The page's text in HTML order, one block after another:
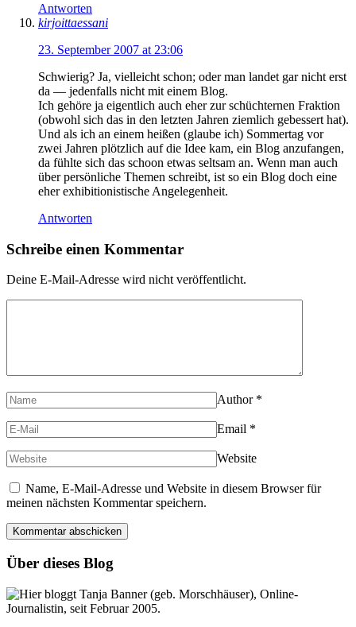
Antworten
kirjoittaessani
23. September 2007 at 23:06
Schwierig? Ja, vielleicht schon; oder man landet gar nicht erst
da — jedenfalls nicht mit einem Blog.
Ich gehöre ja eigentlich auch eher zur schüchternen Fraktion
(obwohl sich das in den letzten Jahren ziemlich gebessert hat).
Und als ich an einem heißen (glaube ich) Sommertag vor
zwei Jahren plötzlich auf die Idee kam, ein Blog anzufangen,
da fühlte sich das schoon etwas seltsam an. Wenn man auch
über persönliche Themen schreibt, ist so ein Blog doch eine
eher exhibitionistische Angelegenheit.
Antworten
Schreibe einen Kommentar
Deine E-Mail-Adresse wird nicht veröffentlicht.
Author *
Email *
Website
Name, E-Mail-Adresse und Website in diesem Browser für
meinen nächsten Kommentar speichern.
Über dieses Blog
Hier bloggt Tanja Banner (geb. Morschhäuser), Online-
Journalistin, seit Februar 2005.